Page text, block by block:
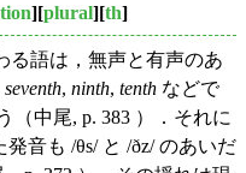
][plural][th]
る語は，無声と有声のあ
seventh, ninth, tenth などで
（中尾, p. 383 ）．それに
発音も /θs/ と /ðz/ のあいだ